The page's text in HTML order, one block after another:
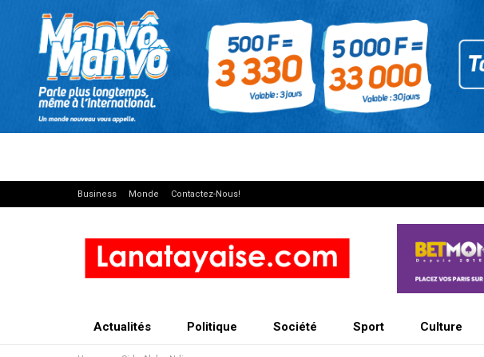
Business Monde Contactez-Nous!
Actualités Politique Société Sport Culture